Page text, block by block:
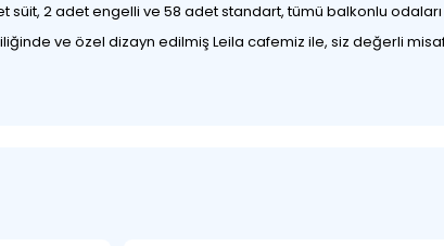
2 adet engelli ve 58 adet standart, tümü balkonlu
ve özel dizayn edilmiş Leila cafemiz ile, siz değerli